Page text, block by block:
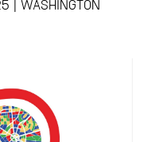
| WASHINGTON